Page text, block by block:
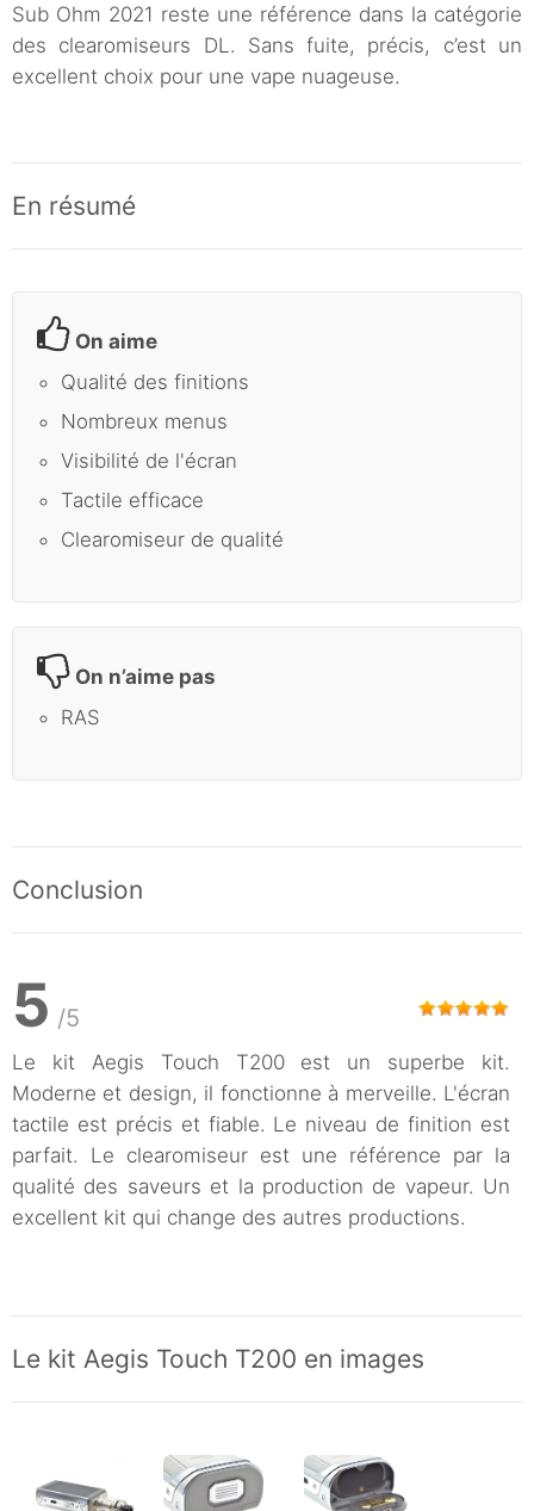
Sub Ohm 2021 reste une référence dans la catégorie
des clearomiseurs DL. Sans fuite, précis, c’est un
excellent choix pour une vape nuageuse.
En résumé
On aime
Qualité des finitions
Nombreux menus
Visibilité de l'écran
Tactile efficace
Clearomiseur de qualité
On n’aime pas
RAS
Conclusion
5 /5
Le kit Aegis Touch T200 est un superbe kit.
Moderne et design, il fonctionne à merveille. L'écran
tactile est précis et fiable. Le niveau de finition est
parfait. Le clearomiseur est une référence par la
qualité des saveurs et la production de vapeur. Un
excellent kit qui change des autres productions.
Le kit Aegis Touch T200 en images